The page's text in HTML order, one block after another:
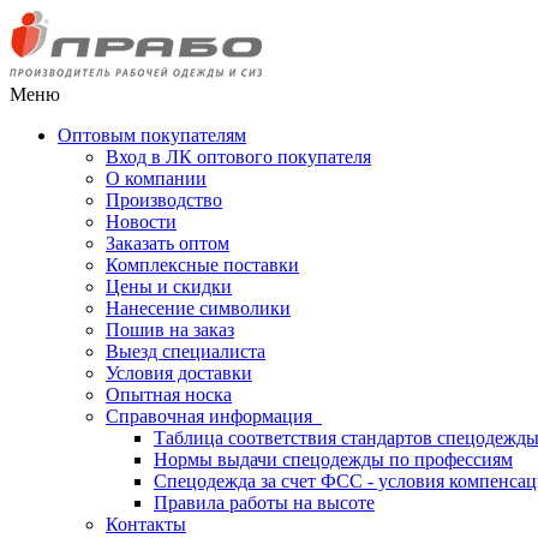
Меню
Оптовым покупателям
Вход в ЛК оптового покупателя
О компании
Производство
Новости
Заказать оптом
Комплексные поставки
Цены и скидки
Нанесение символики
Пошив на заказ
Выезд специалиста
Условия доставки
Опытная носка
Справочная информация
Таблица соответствия стандартов спецодежды
Нормы выдачи спецодежды по профессиям
Спецодежда за счет ФСС - условия
Правила работы на высоте
Контакты